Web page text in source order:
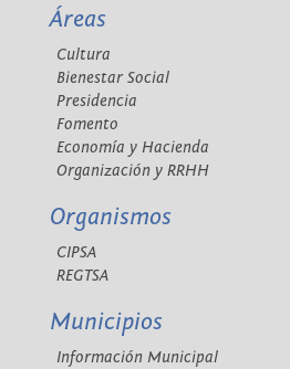
Áreas
Cultura
Bienestar Social
Presidencia
Fomento
Economía y Hacienda
Organización y RRHH
Organismos
CIPSA
REGTSA
Municipios
Información Municipal